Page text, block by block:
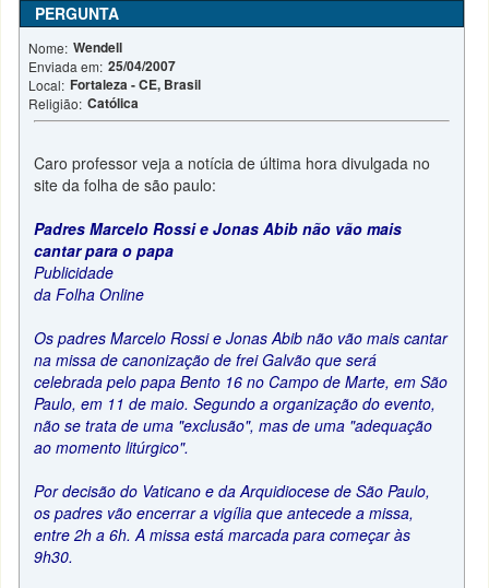
PERGUNTA
Nome: Wendell
Enviada em: 25/04/2007
Local: Fortaleza - CE, Brasil
Religião: Católica
Caro professor veja a notícia de última hora divulgada no
site da folha de são paulo:
Padres Marcelo Rossi e Jonas Abib não vão mais
cantar para o papa
Publicidade
da Folha Online
Os padres Marcelo Rossi e Jonas Abib não vão mais cantar
na missa de canonização de frei Galvão que será
celebrada pelo papa Bento 16 no Campo de Marte, em São
Paulo, em 11 de maio. Segundo a organização do evento,
não se trata de uma "exclusão", mas de uma "adequação
ao momento litúrgico".
Por decisão do Vaticano e da Arquidiocese de São Paulo,
os padres vão encerrar a vigília que antecede a missa,
entre 2h a 6h. A missa está marcada para começar às
9h30.